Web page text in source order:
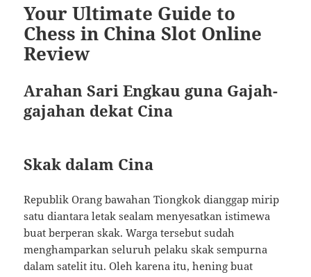
Your Ultimate Guide to
Chess in China Slot Online
Review
Arahan Sari Engkau guna Gajah-
gajahan dekat Cina
Skak dalam Cina
Republik Orang bawahan Tiongkok dianggap mirip
satu diantara letak sealam menyesatkan istimewa
buat berperan skak. Warga tersebut sudah
menghamparkan seluruh pelaku skak sempurna
dalam satelit itu. Oleh karena itu, hening buat